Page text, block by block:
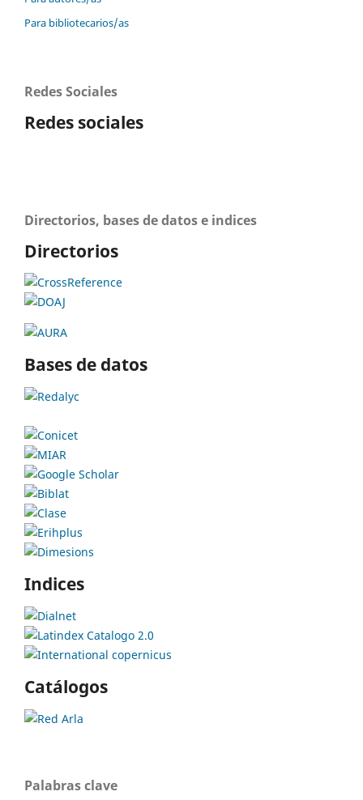
Para bibliotecarios/as
Redes Sociales
Redes sociales
Directorios, bases de datos e indices
Directorios
Bases de datos
Indices
Catálogos
Palabras clave